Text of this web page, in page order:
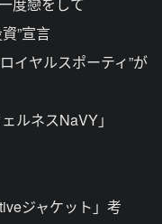
度戀をして
”宣言
イヤルスポーティ”が
ルネスNaVY」
ジャケット」考